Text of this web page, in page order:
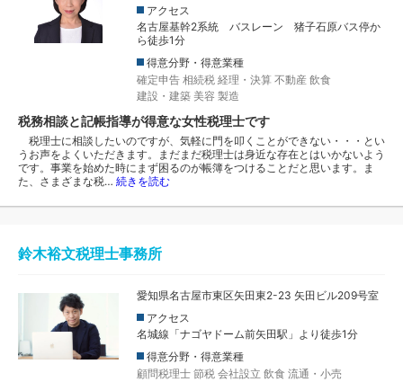
アクセス
名古屋基幹2系統 バスレーン 猪子石原バス停か
ら徒歩1分
得意分野・得意業種
確定申告 相続税 経理・決算 不動産 飲食
建設・建築 美容 製造
税務相談と記帳指導が得意な女性税理士です
税理士に相談したいのですが、気軽に門を叩くことができない・・・とい
うお声をよくいただきます。まだまだ税理士は身近な存在とはいかないよう
です。事業を始めた時にまず困るのが帳簿をつけることだと思います。ま
た、さまざまな税… 続きを読む
鈴木裕文税理士事務所
愛知県名古屋市東区矢田東2-23 矢田ビル209号室
アクセス
名城線「ナゴヤドーム前矢田駅」より徒歩1分
得意分野・得意業種
顧問税理士 節税 会社設立 飲食 流通・小売